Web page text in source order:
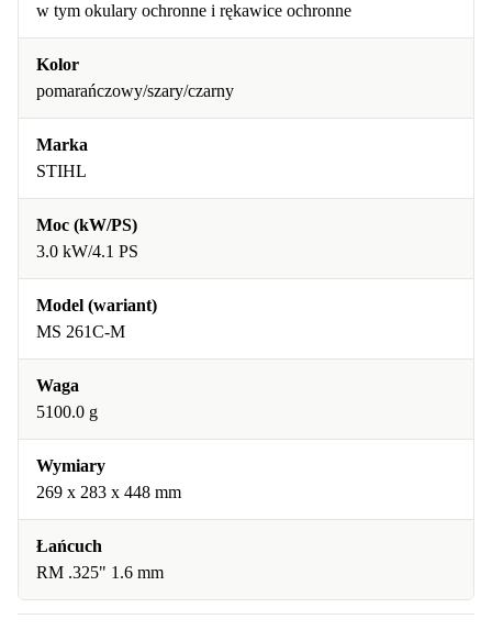
w tym okulary ochronne i rękawice ochronne
Kolor
pomarańczowy/szary/czarny
Marka
STIHL
Moc (kW/PS)
3.0 kW/4.1 PS
Model (wariant)
MS 261C-M
Waga
5100.0 g
Wymiary
269 x 283 x 448 mm
Łańcuch
RM .325" 1.6 mm